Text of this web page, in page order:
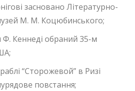
засновано Літературно-
М. М. Коцюбинського;
Кеннеді обраний 35-м
“Сторожевой” в Ризі
повстання;